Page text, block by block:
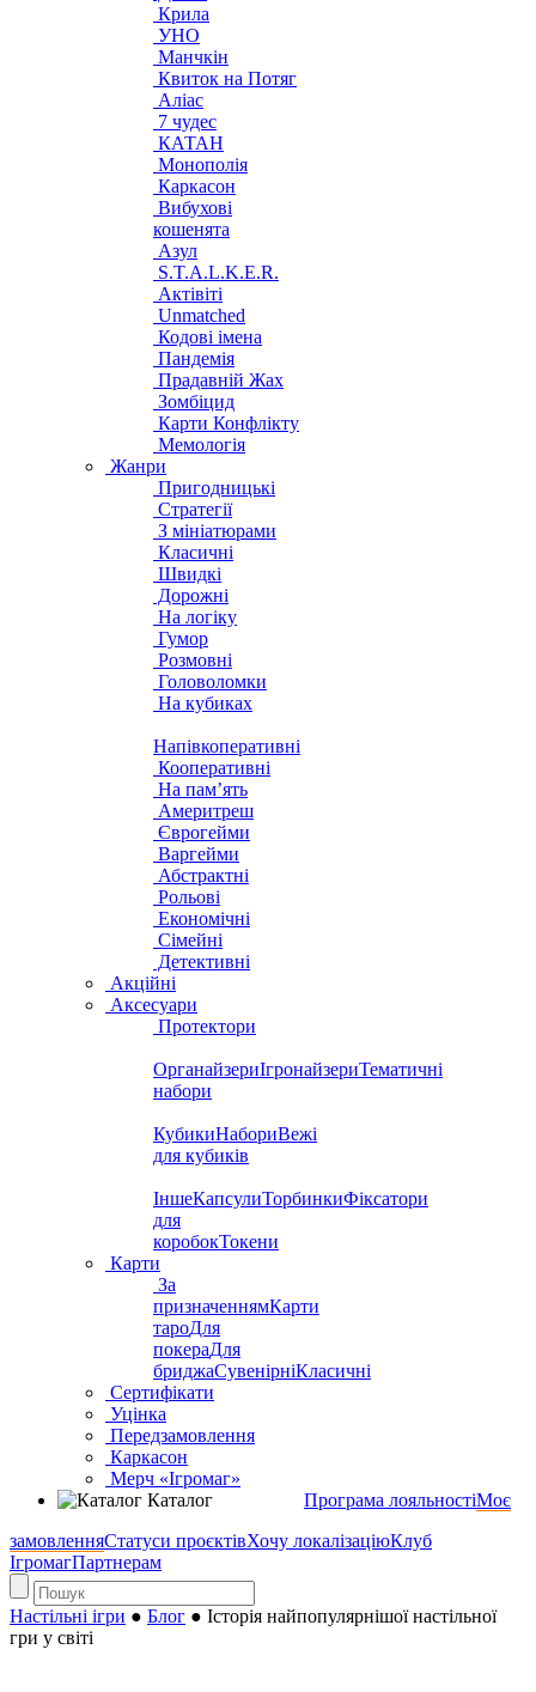
Крила
УНО
Манчкін
Квиток на Потяг
Аліас
7 чудес
КАТАН
Монополія
Каркасон
Вибухові
кошенята
Азул
S.T.A.L.K.E.R.
Актівіті
Unmatched
Кодові імена
Пандемія
Прадавній Жах
Зомбіцид
Карти Конфлікту
Мемологія
Жанри
Пригодницькі
Стратегії
З мініатюрами
Класичні
Швидкі
Дорожні
На логіку
Гумор
Розмовні
Головоломки
На кубиках
Напівкоперативні
Кооперативні
На пам’ять
Америтреш
Єврогейми
Варгейми
Абстрактні
Рольові
Економічні
Сімейні
Детективні
Акційні
Аксесуари
Протектори
ОрганайзериІгронайзериТематичні
набори
КубикиНабориВежі
для кубиків
ІншеКапсулиТорбинкиФіксатори
для
коробокТокени
Карти
За
призначеннямКарти
тароДля
покераДля
бриджаСувенірніКласичні
Сертифікати
Уцінка
Передзамовлення
Каркасон
Мерч «Ігромаг»
Каталог
Програма лояльностіМоє
замовленняСтатуси проєктівХочу локалізаціюКлуб
ІгромагПартнерам
Настільні ігри ● Блог ● Історія найпопулярнішої настільної
гри у світі